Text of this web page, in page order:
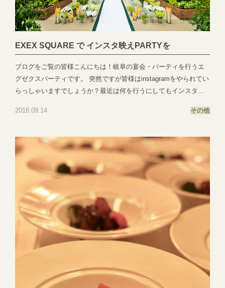
市日置江343-1エグゼクススクエア：岐阜県岐阜市鷺山新町2-1 ▼
お問い合わせhttps://exexparty.jp/contact/▼各会場へのアクセス
https://exexparty.jp/access/
●―○―●―○―●―○―●―○―●―○―●―○―●―○―●
EXEX SQUARE で インスタ映えPARTYを
ブログをご覧の皆様こんにちは！岐阜の宴会・パーティを行うエ
グゼクスパーティです。 突然ですが皆様はinstagramをやられてい
らっしゃいますでしょうか？最近は何を行うにしてもインスタ映
ポットをご紹介いたします♪ 岐阜で最初にできたゲストハウス型結
る当会場ですが今なお流行の最先端を走り続けているEXEX
SQUARE こちらでは様々な所にインスタ映えスポットがございま
す！お料理はもちろんのこと 白亜のチャペル、お庭、各会場の作
りも大変好評を得ております。 お昼のランチや夜のディナー、パ
ーティー宴会など利用シーンは様々なものにご対応できます！ ぜ
ひ、当会場を利用いただき素敵なインスタ映え写真を撮ってみま
せんか？
●―○―●―○―●―○―●―○―●―○―●―○―●―○―●EXEX PARTY
ではEXEX GARDEN・EXEX SUITES・EXEX SQUAREの3つの
結婚式場で叶う自由自在なパーティーをご提案お問い合わせやご
予約は下記よりお気軽にご連絡くださいませ 営業時間：11:00〜
19:00 (パーティーは22:00まで)定休日：水曜日(祝日は営業)T E
L ：058-214-2066(宴会直通) ～住所一覧～エグゼクススウィー
2018.09.14 その他